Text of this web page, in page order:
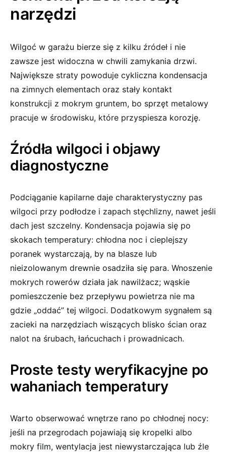
narzędzi
Wilgoć w garażu bierze się z kilku źródeł i nie
zawsze jest widoczna w chwili zamykania drzwi.
Największe straty powoduje cykliczna kondensacja
na zimnych elementach oraz stały kontakt
konstrukcji z mokrym gruntem, bo sprzęt metalowy
pracuje w środowisku, które przyspiesza korozję.
Źródła wilgoci i objawy
diagnostyczne
Podciąganie kapilarne daje charakterystyczny pas
wilgoci przy podłodze i zapach stęchlizny, nawet jeśli
dach jest szczelny. Kondensacja pojawia się po
skokach temperatury: chłodna noc i cieplejszy
poranek wystarczają, by na blasze lub
nieizolowanym drewnie osadziła się para. Wnoszenie
mokrych rowerów działa jak nawilżacz; wąskie
pomieszczenie bez przepływu powietrza nie ma
gdzie „oddać” tej wilgoci. Dodatkowym sygnałem są
zacieki na narzędziach wiszących blisko ścian oraz
nalot na śrubach, łańcuchach i prowadnicach.
Proste testy weryfikacyjne po
wahaniach temperatury
Warto obserwować wnętrze rano po chłodnej nocy:
jeśli na przegrodach pojawiają się kropelki albo
mokry film, wentylacja jest niewystarczająca lub źle